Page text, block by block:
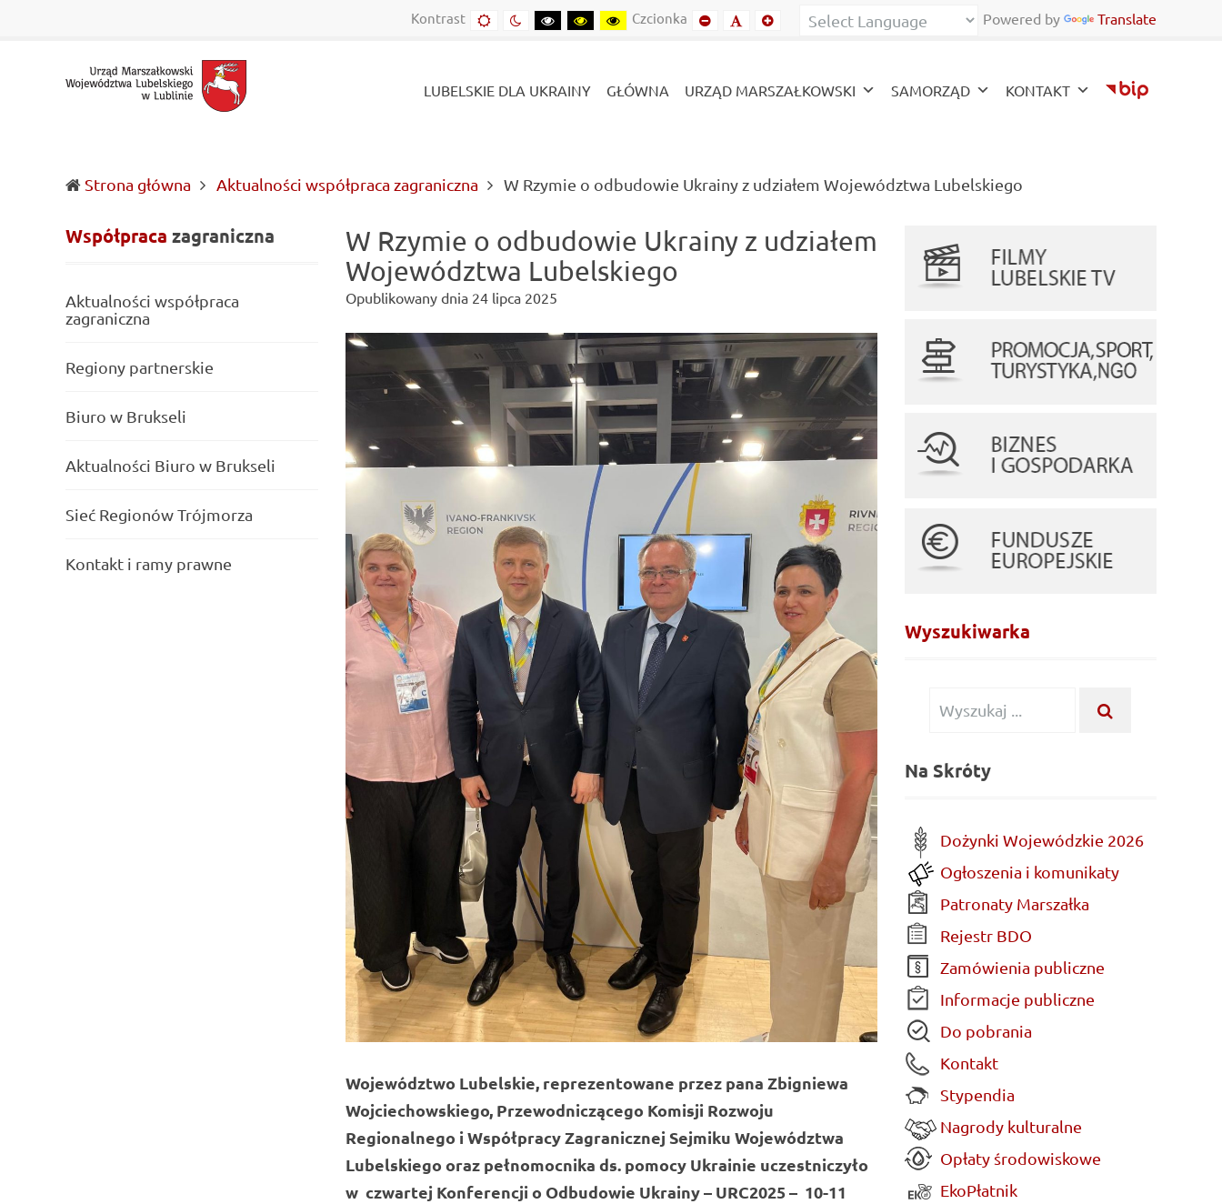
Województwa
Lubelskiego
wojewódzkich
Lubelszczyźnie
Powered by Translate
Kontrast Domyślny
kontrast
Kontrast
nocny
Kontrast
czarny-
Kontrast
czarny-
Kontrast
żółto-
Czcionka Mniejszy
font
Domyślny
font
Mniejszy
LUBELSKIE DLA UKRAINY GŁÓWNA URZĄD MARSZAŁKOWSKI SAMORZĄD KONTAKT
Strona główna Aktualności współpraca zagraniczna W Rzymie o odbudowie Ukrainy z udziałem Województwa Lubelskiego
W Rzymie o odbudowie Ukrainy z udziałem
Województwa Lubelskiego
Opublikowany dnia 24 lipca 2025
Województwo Lubelskie, reprezentowane przez pana Zbigniewa
Wojciechowskiego, Przewodniczącego Komisji Rozwoju
Regionalnego i Współpracy Zagranicznej Sejmiku Województwa
Lubelskiego oraz pełnomocnika ds. pomocy Ukrainie uczestniczyło
w czwartej Konferencji o Odbudowie Ukrainy – URC2025 – 10-11
Współpraca zagraniczna
Aktualności współpraca
zagraniczna
Regiony partnerskie
Biuro w Brukseli
Aktualności Biuro w Brukseli
Sieć Regionów Trójmorza
Kontakt i ramy prawne
Wyszukiwarka
Wyszukiwanie
Na Skróty
Dożynki Wojewódzkie 2026
Ogłoszenia i komunikaty
Patronaty Marszałka
Rejestr BDO
Zamówienia publiczne
Informacje publiczne
Do pobrania
Kontakt
Stypendia
Nagrody kulturalne
Opłaty środowiskowe
EkoPłatnik